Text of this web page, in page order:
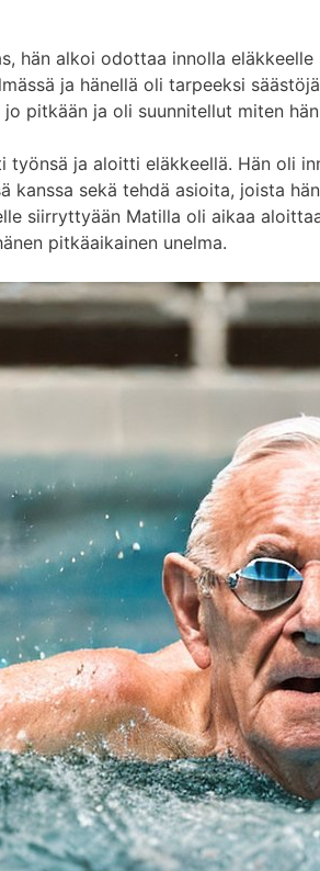
hän alkoi odottaa innolla
ja hänellä oli tarpeeksi
pitkään ja oli suunnitellut miten
työnsä ja aloitti eläkkeellä. Hän oli
kanssa sekä tehdä asioita, joista
siirryttyään Matilla oli aikaa
pitkäaikainen unelma.